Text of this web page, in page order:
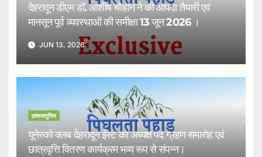
देहरादून डीएम डॉ. आशीष चौहान ने की आपदा तैयारी एवं
मानसून पूर्व व्यवस्थाओं की समीक्षा 13 जून 2026 ।
JUN 13, 2026
एक्सक्लूसिव
यूनेस्को क्लब देहरादून ईस्ट का अध्यक्ष पद ग्रहण समारोह एवं
छात्रवृत्ति वितरण कार्यक्रम भव्य रूप से संपन्न।